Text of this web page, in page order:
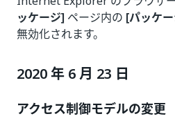
ッケージ] ページ内の [パッケ
無効化されます。
2020 年 6 月 23 日
アクセス制御モデルの変更